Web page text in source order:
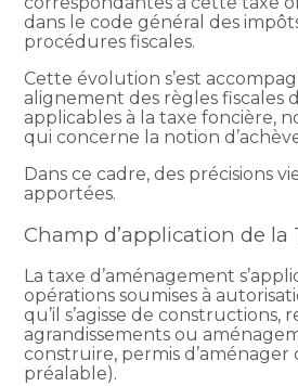
dans le code général des
procédures fiscales.
Cette évolution s’est
alignement des règles fiscales
applicables à la taxe foncière,
qui concerne la notion
Dans ce cadre, des précisions
apportées.
Champ d’application de la
La taxe d’aménagement
opérations soumises à
qu’il s’agisse de constructions,
agrandissements ou
construire, permis d’aménager
préalable).